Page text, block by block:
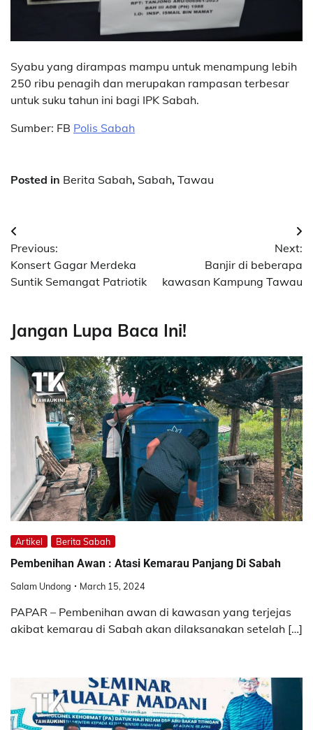
Syabu yang dirampas mampu untuk menampung lebih
250 ribu penagih dan merupakan rampasan terbesar
untuk suku tahun ini bagi IPK Sabah.
Sumber: FB Polis Sabah
Posted in Berita Sabah, Sabah, Tawau
Post
navigation
Previous:
Konsert Gagar Merdeka
Suntik Semangat Patriotik
Next:
Banjir di beberapa
kawasan Kampung Tawau
Jangan Lupa Baca Ini!
Artikel Berita Sabah
Pembenihan Awan : Atasi Kemarau Panjang Di Sabah
Salam Undong March 15, 2024
PAPAR – Pembenihan awan di kawasan yang terjejas
akibat kemarau di Sabah akan dilaksanakan setelah […]